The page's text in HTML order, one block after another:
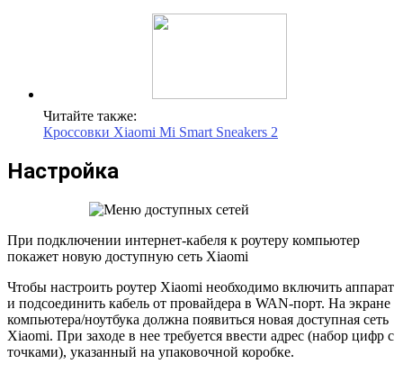
Читайте также:
Кроссовки Xiaomi Mi Smart Sneakers 2
Настройка
При подключении интернет-кабеля к роутеру компьютер
покажет новую доступную сеть Xiaomi
Чтобы настроить роутер Xiaomi необходимо включить аппарат
и подсоединить кабель от провайдера в WAN-порт. На экране
компьютера/ноутбука должна появиться новая доступная сеть
Xiaomi. При заходе в нее требуется ввести адрес (набор цифр с
точками), указанный на упаковочной коробке.